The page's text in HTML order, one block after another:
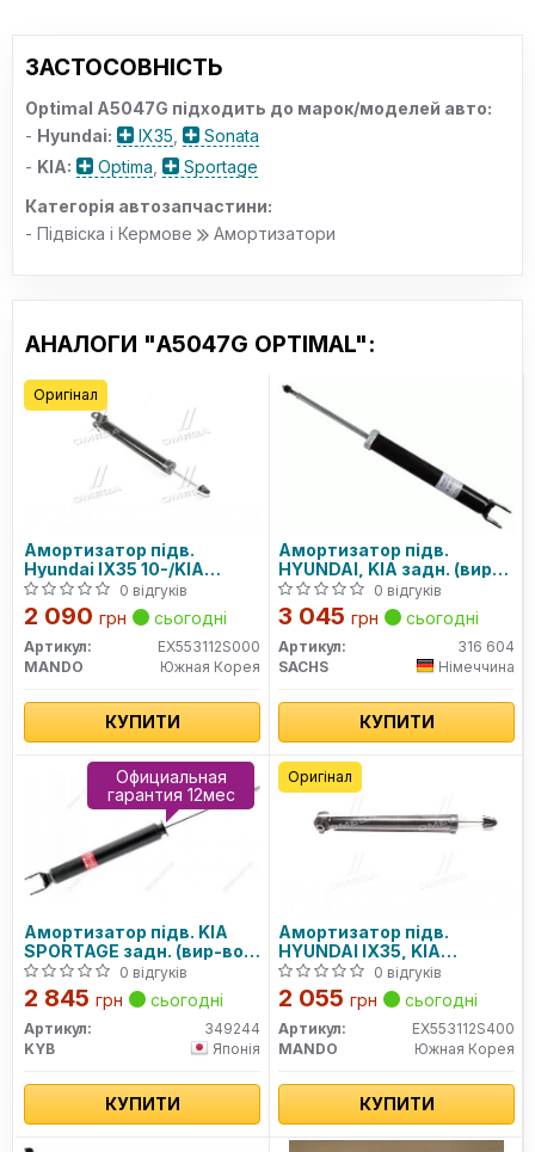
ЗАСТОСОВНІСТЬ
Optimal A5047G підходить до марок/моделей авто:
- Hyundai: IX35
Sonata
- KIA: Optima
Sportage
Категорія автозапчастини:
- Підвіска і Кермове
Амортизатори
АНАЛОГИ "A5047G OPTIMAL":
Амортизатор підв.
Hyundai IX35 10-/KIA
Sportage 10- задн. (вир-во
Mando)
0 відгуків
2 090 грн сьогодні
Артикул:
EX553112S000
MANDO
Южная Корея
КУПИТИ
Оригінал
Амортизатор підв.
HYUNDAI, KIA задн. (вир-
во SACHS) 0 відгуків
3 045 грн сьогодні
Артикул:
316 604
SACHS
Німеччина
КУПИТИ
Амортизатор підв. KIA
SPORTAGE задн. (вир-во
Kayaba)
0 відгуків
2 845 грн сьогодні
Артикул:
349244
KYB
Японія
КУПИТИ
Официальная
гарантия 12мес
Амортизатор підв.
HYUNDAI IX35, KIA
SPORTAGE 10- задн. (вир-
во Mando)
0 відгуків
2 055 грн сьогодні
Артикул:
EX553112S400
MANDO
Южная Корея
КУПИТИ
Оригінал